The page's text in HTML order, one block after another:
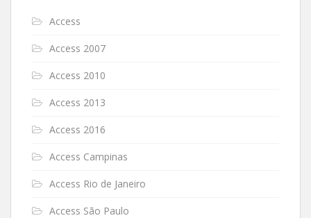
Access
Access 2007
Access 2010
Access 2013
Access 2016
Access Campinas
Access Rio de Janeiro
Access São Paulo